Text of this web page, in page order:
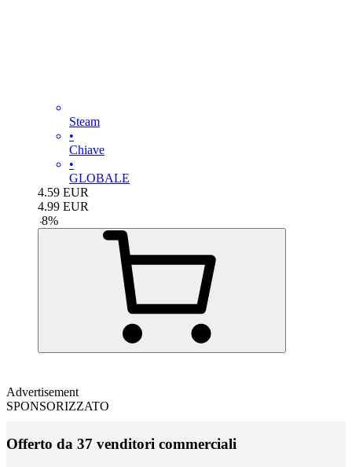
Steam
•
Chiave
•
GLOBALE
4.59 EUR
4.99 EUR
-8%
Advertisement
SPONSORIZZATO
Offerto da 37 venditori commerciali